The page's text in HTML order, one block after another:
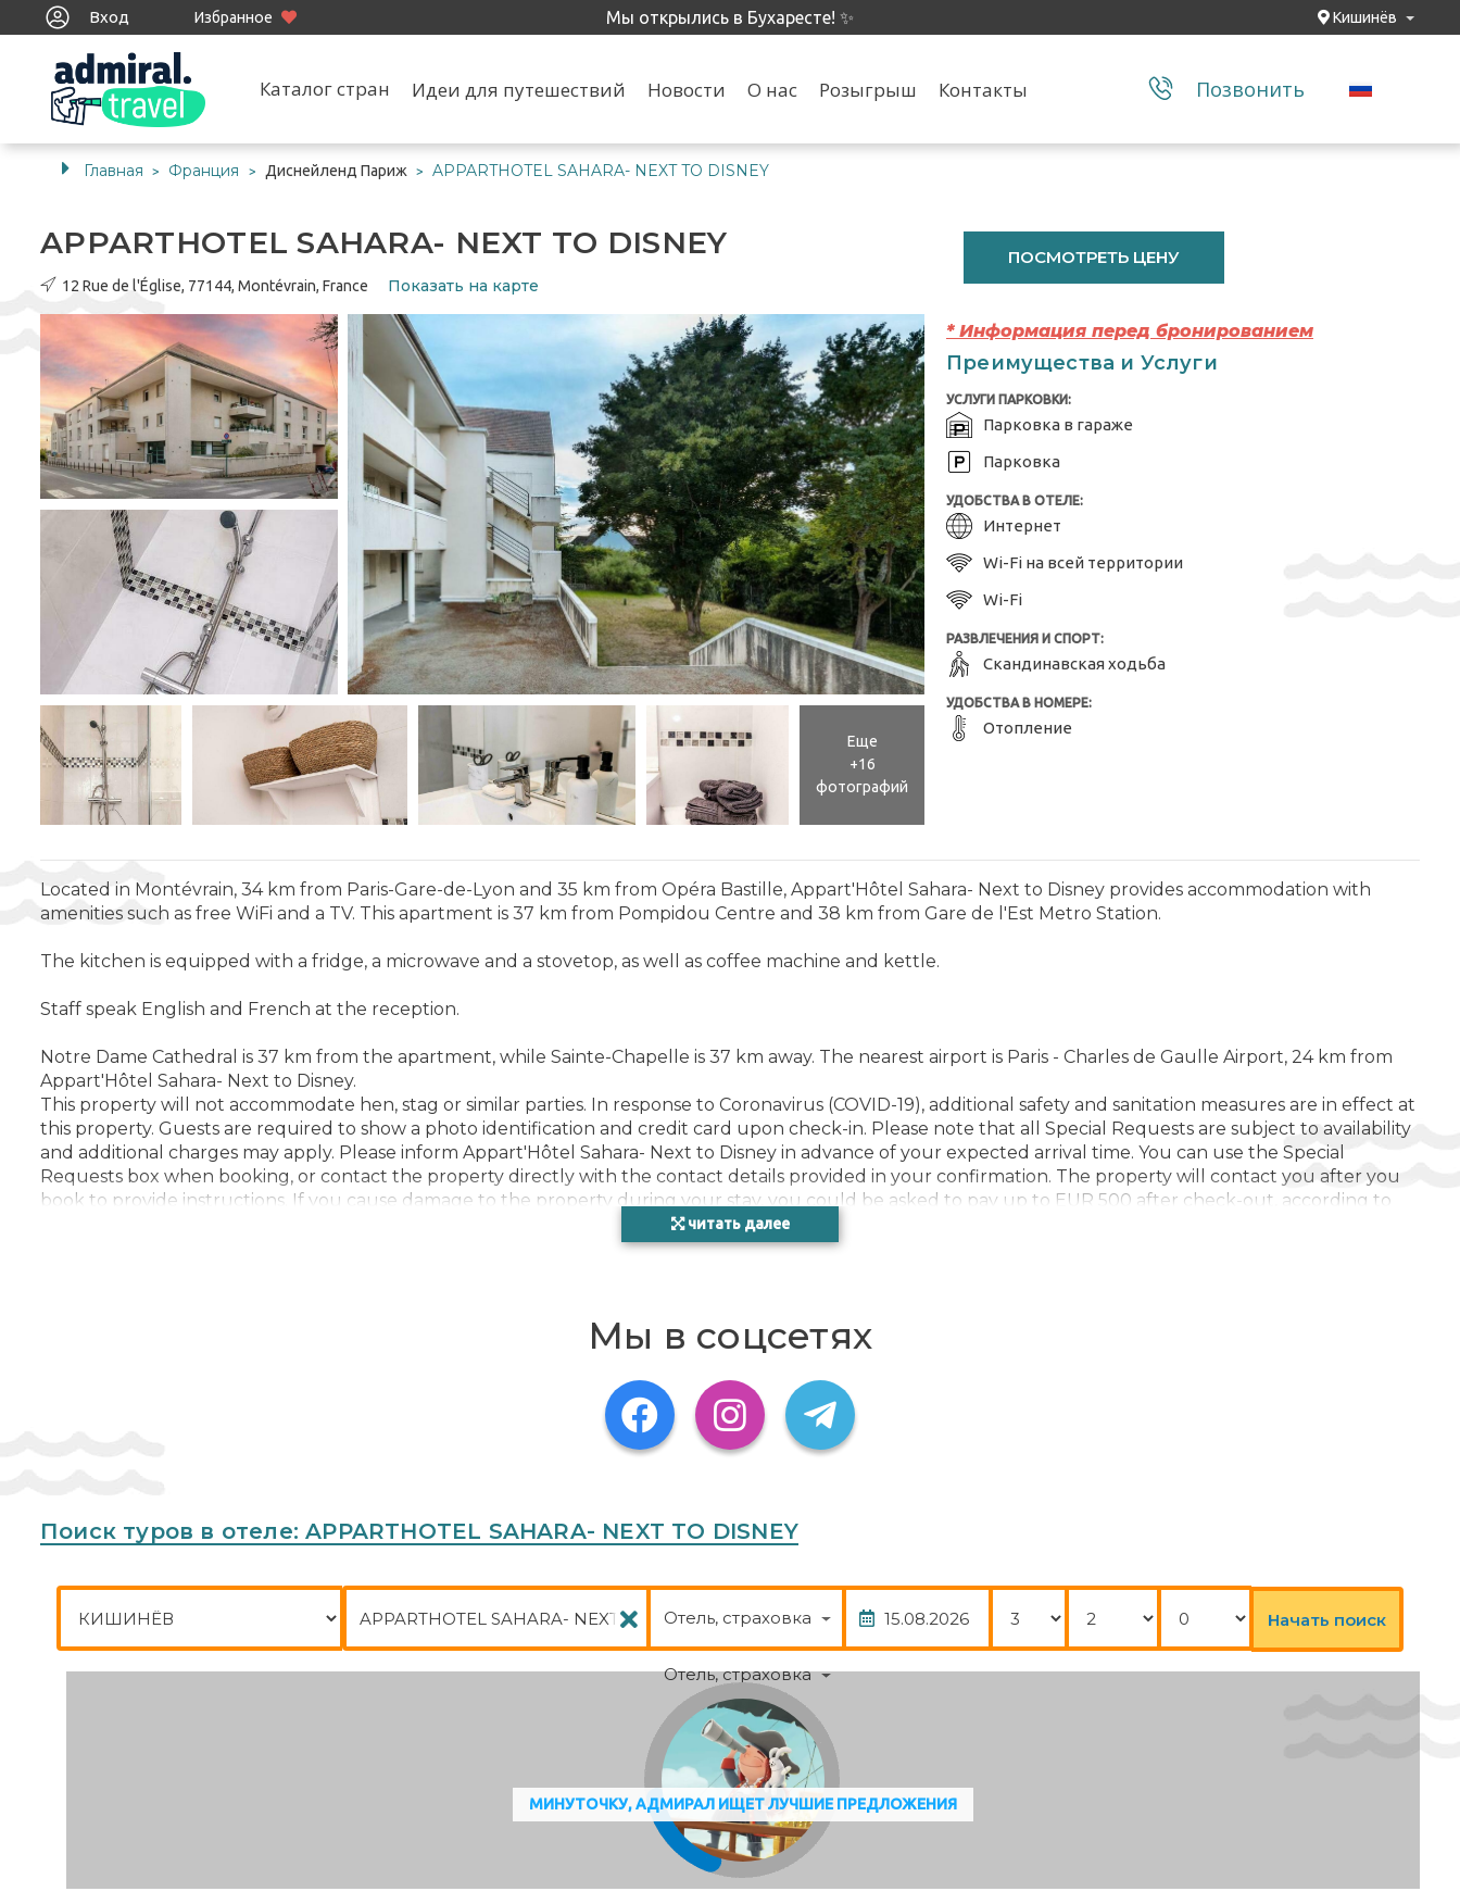
Мы открылись в Бухаресте! ✨
Вход Избранное Кишинёв
Каталог стран Идеи для путешествий Новости О нас Розыгрыш Контакты Позвонить
Главная > Франция > Диснейленд Париж > APPARTHOTEL SAHARA- NEXT TO DISNEY
APPARTHOTEL SAHARA- NEXT TO DISNEY
12 Rue de l'Église, 77144, Montévrain, France Показать на карте
ПОСМОТРЕТЬ ЦЕНУ
Еще
+16
фотографий
* Информация перед бронированием
Преимущества и Услуги
УСЛУГИ ПАРКОВКИ:
Парковка в гараже
Парковка
УДОБСТВА В ОТЕЛЕ:
Интернет
Wi-Fi на всей территории
Wi-Fi
РАЗВЛЕЧЕНИЯ И СПОРТ:
Скандинавская ходьба
УДОБСТВА В НОМЕРЕ:
Отопление
Located in Montévrain, 34 km from Paris-Gare-de-Lyon and 35 km from Opéra Bastille, Appart'Hôtel Sahara- Next to Disney provides accommodation with
amenities such as free WiFi and a TV. This apartment is 37 km from Pompidou Centre and 38 km from Gare de l'Est Metro Station.
The kitchen is equipped with a fridge, a microwave and a stovetop, as well as coffee machine and kettle.
Staff speak English and French at the reception.
Notre Dame Cathedral is 37 km from the apartment, while Sainte-Chapelle is 37 km away. The nearest airport is Paris - Charles de Gaulle Airport, 24 km from
Appart'Hôtel Sahara- Next to Disney.
This property will not accommodate hen, stag or similar parties. In response to Coronavirus (COVID-19), additional safety and sanitation measures are in effect at
this property. Guests are required to show a photo identification and credit card upon check-in. Please note that all Special Requests are subject to availability
and additional charges may apply. Please inform Appart'Hôtel Sahara- Next to Disney in advance of your expected arrival time. You can use the Special
Requests box when booking, or contact the property directly with the contact details provided in your confirmation. The property will contact you after you
book to provide instructions. If you cause damage to the property during your stay, you could be asked to pay up to EUR 500 after check-out, according to
читать далее
Мы в соцсетях
Поиск туров в отеле: APPARTHOTEL SAHARA- NEXT TO DISNEY
Отель, страховка
Отель, страховка
Начать поиск
МИНУТОЧКУ, АДМИРАЛ ИЩЕТ ЛУЧШИЕ ПРЕДЛОЖЕНИЯ